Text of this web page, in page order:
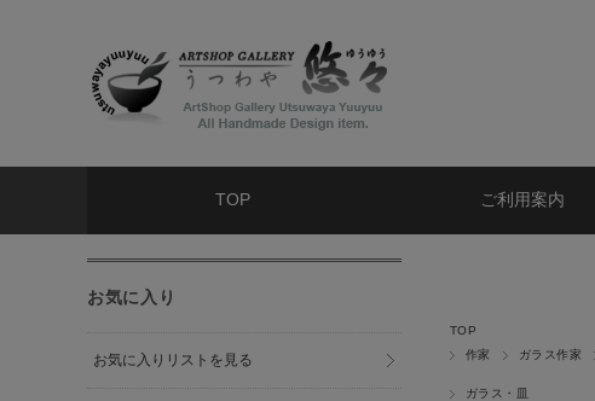
TOP ご利用案内
TOP
作家
ガラス作家
ガラス・皿
お気に入り
お気に入りリストを見る